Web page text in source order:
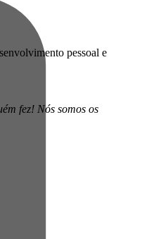
pessoal e
fez! Nós somos os